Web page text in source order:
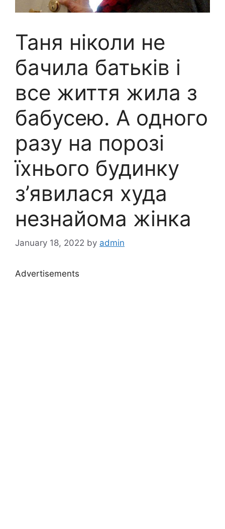
Таня ніколи не
бачила батьків і
все життя жила з
бабусею. А одного
разу на порозі
їхнього будинку
з’явилася худа
незнайома жінка
January 18, 2022 by admin
Advertisements